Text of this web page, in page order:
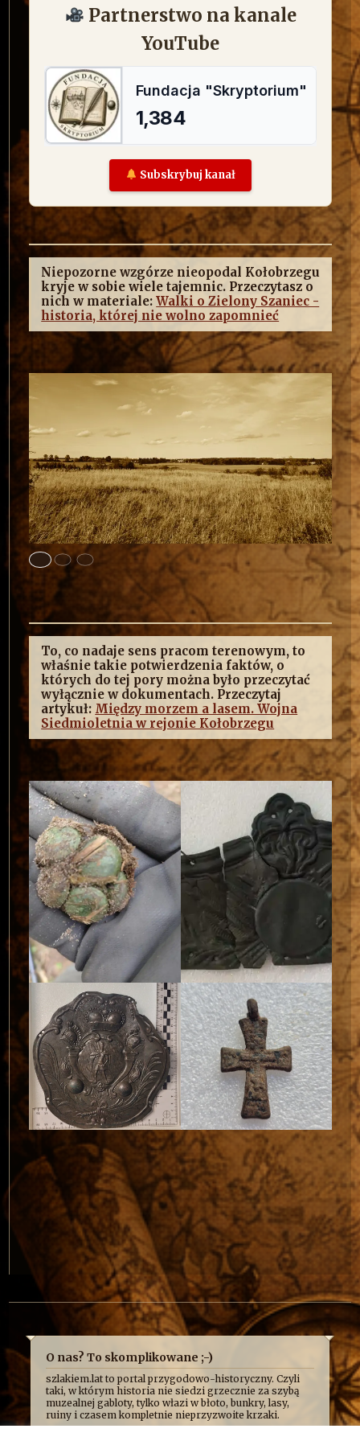
Partnerstwo na kanale
YouTube
Subskrybuj kanał
Niepozorne wzgórze nieopodal Kołobrzegu
kryje w sobie wiele tajemnic. Przeczytasz o
nich w materiale:Walki o Zielony Szaniec -
historia, której nie wolno zapomnieć
To, co nadaje sens pracom terenowym, to
właśnie takie potwierdzenia faktów, o
których do tej pory można było przeczytać
wyłącznie w dokumentach. Przeczytaj
artykuł: Między morzem a lasem. Wojna
Siedmioletnia w rejonie Kołobrzegu
O nas? To skomplikowane ;-)
szlakiem.lat to portal przygodowo-historyczny. Czyli
taki, w którym historia nie siedzi grzecznie za szybą
muzealnej gabloty, tylko włazi w błoto, bunkry, lasy,
ruiny i czasem kompletnie nieprzyzwoite krzaki.